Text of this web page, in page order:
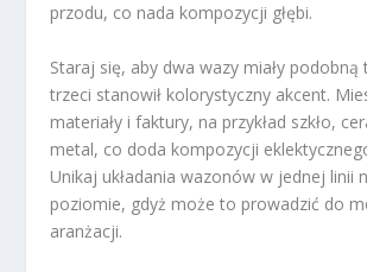
przodu, co nada kompozycji głębi.
Staraj się, aby dwa wazy miały podobną
trzeci stanowił kolorystyczny akcent.
materiały i faktury, na przykład szkło,
metal, co doda kompozycji
Unikaj układania wazonów w jednej linii
poziomie, gdyż może to prowadzić do
aranżacji.